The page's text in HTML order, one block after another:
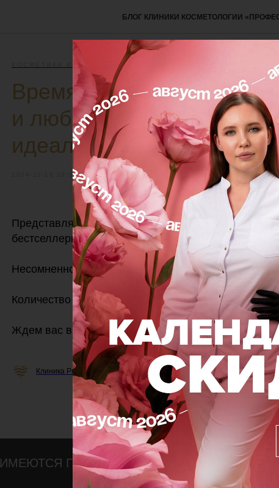
БЛОГ КЛИНИКИ КОСМЕТОЛОГИИ
Время выбирать
и любимых❤️ И у нас
идеальное решение!
2024-12-16 23:00
Представляем эксклюзивные лимитированные
бестселлеры anti-age в стильных коробках!
Несомненно, это лучший подарок для себя и
Количество наборов ограничено. Спешите
Ждем вас в нашей клинике PROFESSIONAL
Клиника Professional-Волгоград
ИМЕЮТСЯ ПРОТИВОПОКАЗАНИЯ,